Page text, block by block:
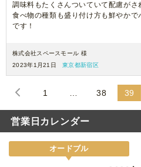
調味料もたくさんついていて配慮がさ
食べ物の種類も盛り付け方も鮮やか
です！
株式会社スペースモール 様
2023年1月21日
東京都新宿区
1 38 39
営業日カレンダー
オードブル